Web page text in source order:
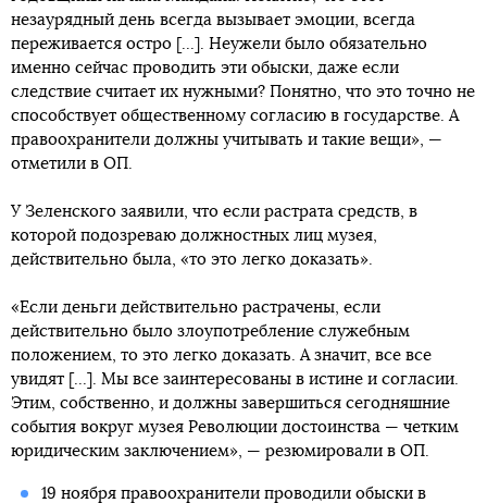
незаурядный день всегда вызывает эмоции, всегда
переживается остро [...]. Неужели было обязательно
именно сейчас проводить эти обыски, даже если
следствие считает их нужными? Понятно, что это точно не
способствует общественному согласию в государстве. А
правоохранители должны учитывать и такие вещи», —
отметили в ОП.
У Зеленского заявили, что если растрата средств, в
которой подозреваю должностных лиц музея,
действительно была, «то это легко доказать».
«Если деньги действительно растрачены, если
действительно было злоупотребление служебным
положением, то это легко доказать. А значит, все все
увидят [...]. Мы все заинтересованы в истине и согласии.
Этим, собственно, и должны завершиться сегодняшние
события вокруг музея Революции достоинства — четким
юридическим заключением», — резюмировали в ОП.
19 ноября правоохранители проводили обыски в